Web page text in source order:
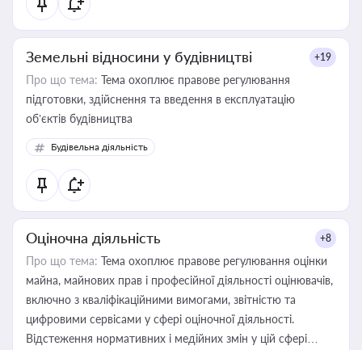
Земельні відносини у будівництві +19
Про що тема: Тема охоплює правове регулювання
підготовки, здійснення та введення в експлуатацію
об’єктів будівництва
Будівельна діяльність
Оціночна діяльність +8
Про що тема: Тема охоплює правове регулювання оцінки
майна, майнових прав і професійної діяльності оцінювачів,
включно з кваліфікаційними вимогами, звітністю та
цифровими сервісами у сфері оціночної діяльності.
Відстеження нормативних і медійних змін у цій сфері